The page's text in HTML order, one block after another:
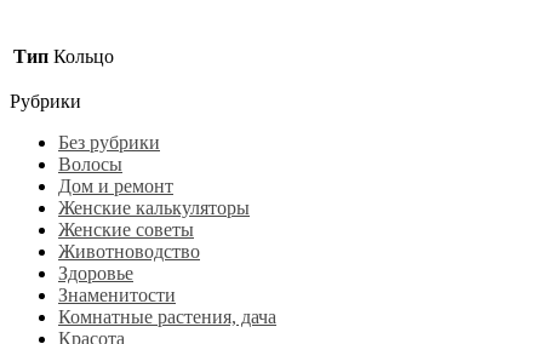
Тип Кольцо
Рубрики
Без рубрики
Волосы
Дом и ремонт
Женские калькуляторы
Женские советы
Животноводство
Здоровье
Знаменитости
Комнатные растения, дача
Красота